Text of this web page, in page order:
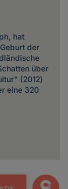
hat
der
über
(2012)
eine 320